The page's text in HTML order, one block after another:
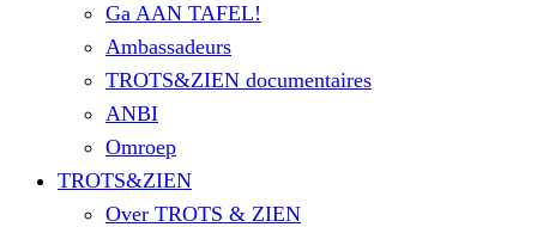
Ga AAN TAFEL!
Ambassadeurs
TROTS&ZIEN documentaires
ANBI
Omroep
TROTS&ZIEN
Over TROTS & ZIEN